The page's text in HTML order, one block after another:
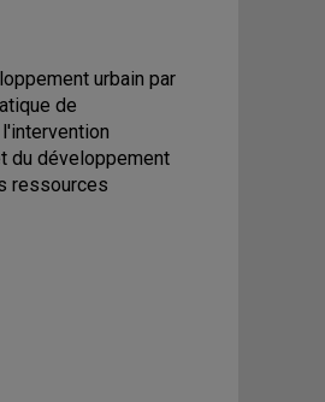
urbain par
de
du développement
ressources